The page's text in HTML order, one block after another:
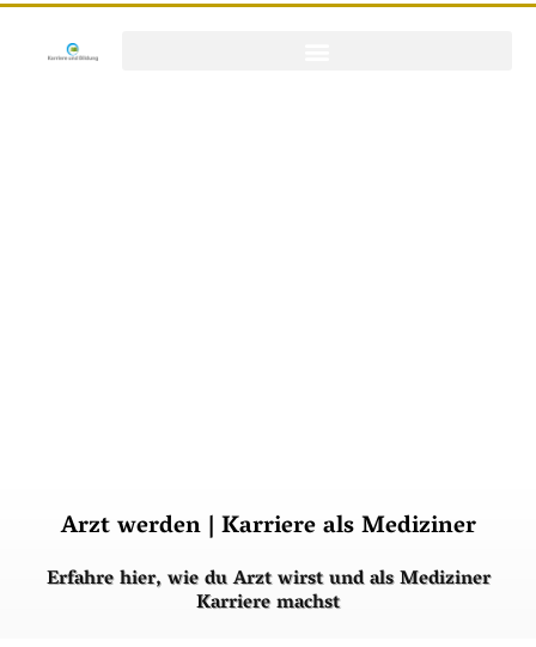
Arzt werden | Karriere als Mediziner
Erfahre hier, wie du Arzt wirst und als Mediziner
Karriere machst